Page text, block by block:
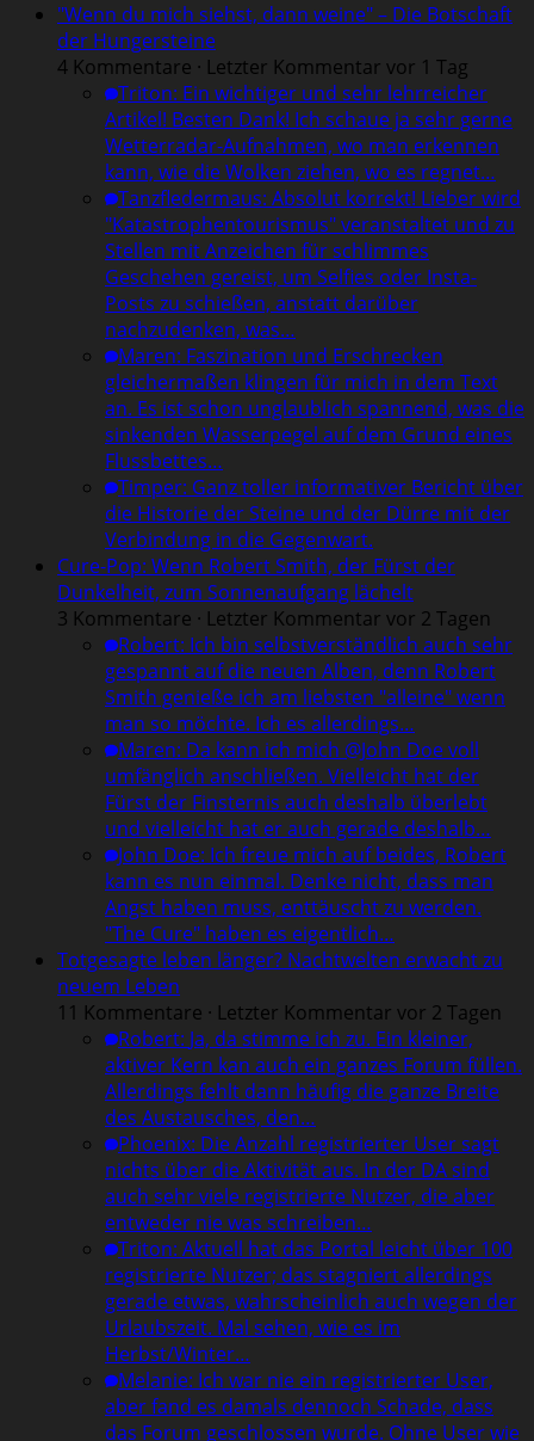
"Wenn du mich siehst, dann weine" – Die Botschaft
der Hungersteine
4 Kommentare · Letzter Kommentar vor 1 Tag
Triton: Ein wichtiger und sehr lehrreicher
Artikel! Besten Dank! Ich schaue ja sehr gerne
Wetterradar-Aufnahmen, wo man erkennen
kann, wie die Wolken ziehen, wo es regnet…
Tanzfledermaus: Absolut korrekt! Lieber wird
"Katastrophentourismus" veranstaltet und zu
Stellen mit Anzeichen für schlimmes
Geschehen gereist, um Selfies oder Insta-
Posts zu schießen, anstatt darüber
nachzudenken, was…
Maren: Faszination und Erschrecken
gleichermaßen klingen für mich in dem Text
an. Es ist schon unglaublich spannend, was die
sinkenden Wasserpegel auf dem Grund eines
Flussbettes…
Timper: Ganz toller informativer Bericht über
die Historie der Steine und der Dürre mit der
Verbindung in die Gegenwart.
Cure-Pop: Wenn Robert Smith, der Fürst der
Dunkelheit, zum Sonnenaufgang lächelt
3 Kommentare · Letzter Kommentar vor 2 Tagen
Robert: Ich bin selbstverständlich auch sehr
gespannt auf die neuen Alben, denn Robert
Smith genieße ich am liebsten "alleine" wenn
man so möchte. Ich es allerdings…
Maren: Da kann ich mich @John Doe voll
umfänglich anschließen. Vielleicht hat der
Fürst der Finsternis auch deshalb überlebt
und vielleicht hat er auch gerade deshalb…
John Doe: Ich freue mich auf beides, Robert
kann es nun einmal. Denke nicht, dass man
Angst haben muss, enttäuscht zu werden.
"The Cure" haben es eigentlich…
Totgesagte leben länger? Nachtwelten erwacht zu
neuem Leben
11 Kommentare · Letzter Kommentar vor 2 Tagen
Robert: Ja, da stimme ich zu. Ein kleiner,
aktiver Kern kan auch ein ganzes Forum füllen.
Allerdings fehlt dann häufig die ganze Breite
des Austausches, den…
Phoenix: Die Anzahl registrierter User sagt
nichts über die Aktivität aus. In der DA sind
auch sehr viele registrierte Nutzer, die aber
entweder nie was schreiben…
Triton: Aktuell hat das Portal leicht über 100
registrierte Nutzer; das stagniert allerdings
gerade etwas, wahrscheinlich auch wegen der
Urlaubszeit. Mal sehen, wie es im
Herbst/Winter…
Melanie: Ich war nie ein registrierter User,
aber fand es damals dennoch Schade, dass
das Forum geschlossen wurde. Ohne User wie